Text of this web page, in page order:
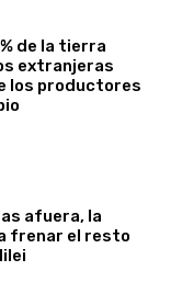
de la tierra
extranjeras
los productores
afuera, la
frenar el resto